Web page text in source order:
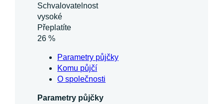
Schvalovatelnost
vysoké
Přeplatíte
26 %
Parametry půjčky
Komu půjčí
O společnosti
Parametry půjčky